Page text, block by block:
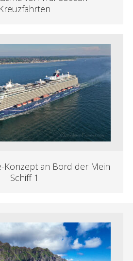
Kreuzfahrten
Konzept an Bord der Mein
Schiff 1